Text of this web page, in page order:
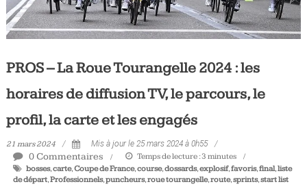
PROS – La Roue Tourangelle 2024 : les
horaires de diffusion TV, le parcours, le
profil, la carte et les engagés
21 mars 2024 Mis à jour le 25 mars 2024 à 0h55
0 Commentaires Temps de lecture :3 minutes
bosses,carte,Coupe de France,course,dossards,explosif,favoris,final,liste
de départ,Professionnels,puncheurs,roue tourangelle,route,sprints,start list